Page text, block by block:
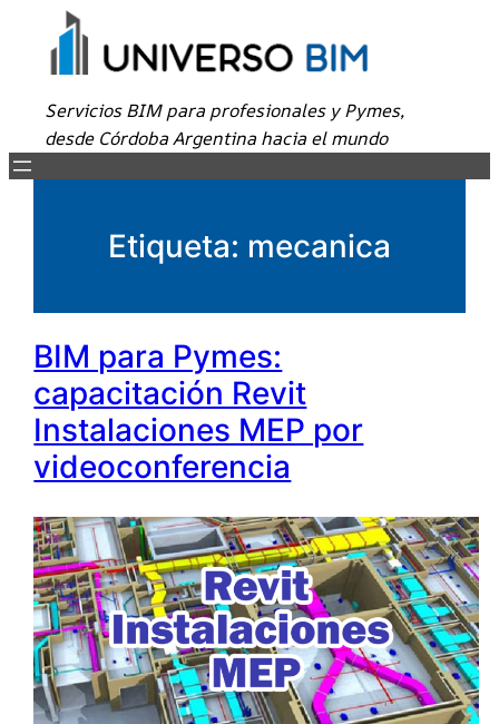
Servicios BIM para profesionales y Pymes,
desde Córdoba Argentina hacia el mundo
Etiqueta: mecanica
BIM para Pymes:
capacitación Revit
Instalaciones MEP por
videoconferencia